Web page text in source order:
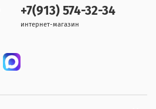
+7(913) 574-32-34
интернет-магазин